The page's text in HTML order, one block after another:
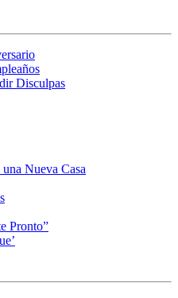
Disculpas
Nueva Casa
Pronto”